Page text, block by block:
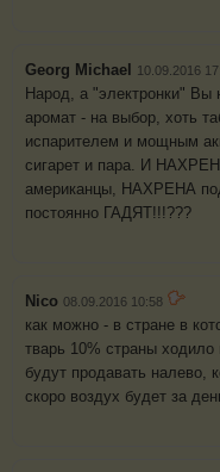
Georg Michael 10.09.2016
Народ, а "электронки" Вы
аромат - на выбор, хоть
испарителем и мощным
сигарет и пара. И
американцы, НАХРЕНА
постоянно ГАДЯТ!!!???
Nico 08.09.2016 10:58
как можно - в стране в
тварь 10% страны
будут продавать налево,
скоро воздух будет за